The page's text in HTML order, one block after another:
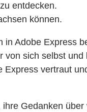
entdecken.
können.
Adobe Express
von sich selbst
Express vertraut
Gedanken